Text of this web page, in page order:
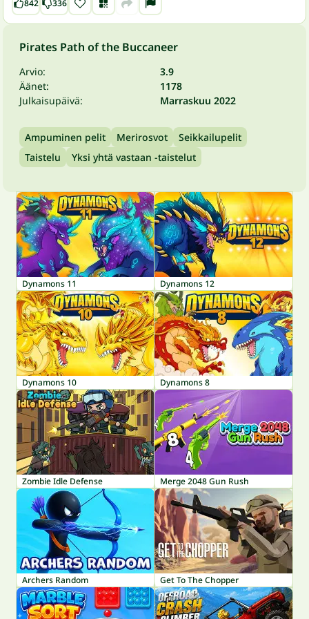
842 336
Pirates Path of the Buccaneer
Arvio:
3.9
Äänet:
1178
Julkaisupäivä:
Marraskuu 2022
Ampuminen pelit Merirosvot
Seikkailupelit
Taistelu
Yksi yhtä vastaan -taistelut
Dynamons 11 Dynamons 12
Dynamons 10 Dynamons 8
Zombie Idle Defense Merge 2048 Gun Rush
Archers Random Get To The Chopper